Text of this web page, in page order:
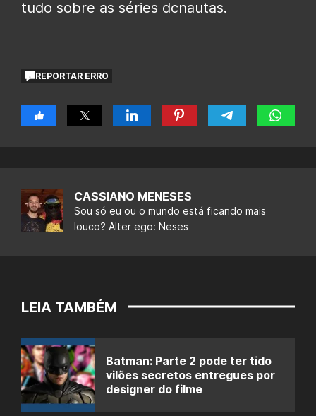
tudo sobre as séries dcnautas.
REPORTAR ERRO
CASSIANO MENESES
Sou só eu ou o mundo está ficando mais
louco? Alter ego: Neses
LEIA TAMBÉM
Batman: Parte 2 pode ter tido
vilões secretos entregues por
designer do filme